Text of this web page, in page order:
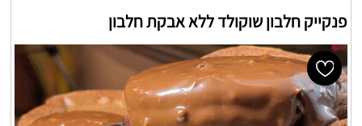
פנקייק חלבון שוקולד ללא אבקת חלבון